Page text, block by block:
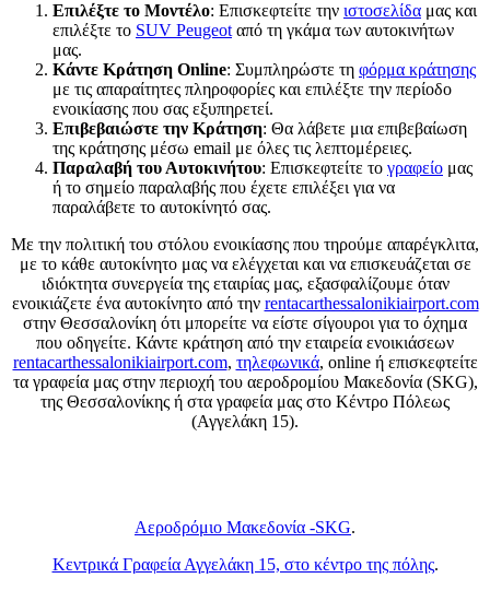
Επιλέξτε το Μοντέλο: Επισκεφτείτε την ιστοσελίδα μας και
επιλέξτε το SUV Peugeot από τη γκάμα των αυτοκινήτων
μας.
Κάντε Κράτηση Online: Συμπληρώστε τη φόρμα κράτησης
με τις απαραίτητες πληροφορίες και επιλέξτε την περίοδο
ενοικίασης που σας εξυπηρετεί.
Επιβεβαιώστε την Κράτηση: Θα λάβετε μια επιβεβαίωση
της κράτησης μέσω email με όλες τις λεπτομέρειες.
Παραλαβή του Αυτοκινήτου: Επισκεφτείτε το γραφείο μας
ή το σημείο παραλαβής που έχετε επιλέξει για να
παραλάβετε το αυτοκίνητό σας.
Με την πολιτική του στόλου ενοικίασης που τηρούμε απαρέγκλιτα,
με το κάθε αυτοκίνητο μας να ελέγχεται και να επισκευάζεται σε
ιδιόκτητα συνεργεία της εταιρίας μας, εξασφαλίζουμε όταν
ενοικιάζετε ένα αυτοκίνητο από την rentacarthessalonikiairport.com
στην Θεσσαλονίκη ότι μπορείτε να είστε σίγουροι για το όχημα
που οδηγείτε. Κάντε κράτηση από την εταιρεία ενοικιάσεων
rentacarthessalonikiairport.com, τηλεφωνικά, online ή επισκεφτείτε
τα γραφεία μας στην περιοχή του αεροδρομίου Μακεδονία (SKG),
της Θεσσαλονίκης ή στα γραφεία μας στο Κέντρο Πόλεως
(Αγγελάκη 15).
Αεροδρόμιο Μακεδονία -SKG.
Κεντρικά Γραφεία Αγγελάκη 15, στο κέντρο της πόλης.